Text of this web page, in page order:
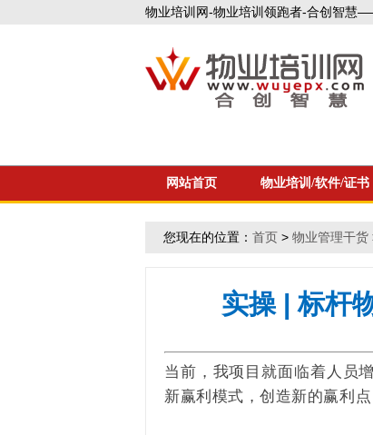
物业培训网-物业培训领跑者-合创智慧
网站首页 物业培训/软件/证书
您现在的位置： 首页 > 物业管理干货
实操 | 标杆
当前，我项目就面临着人员
新赢利模式，创造新的赢利